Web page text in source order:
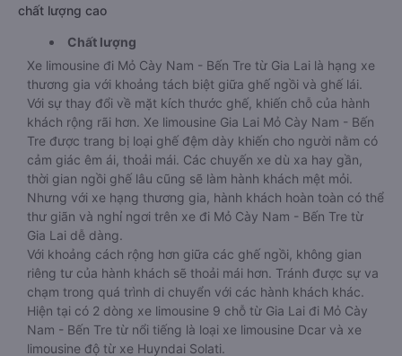
chất lượng cao
Chất lượng
Xe limousine đi Mỏ Cày Nam - Bến Tre từ Gia Lai là hạng xe
thương gia với khoảng tách biệt giữa ghế ngồi và ghế lái.
Với sự thay đổi về mặt kích thước ghế, khiến chỗ của hành
khách rộng rãi hơn. Xe limousine Gia Lai Mỏ Cày Nam - Bến
Tre được trang bị loại ghế đệm dày khiến cho người nằm có
cảm giác êm ái, thoải mái. Các chuyến xe dù xa hay gần,
thời gian ngồi ghế lâu cũng sẽ làm hành khách mệt mỏi.
Nhưng với xe hạng thương gia, hành khách hoàn toàn có thể
thư giãn và nghỉ ngơi trên xe đi Mỏ Cày Nam - Bến Tre từ
Gia Lai dễ dàng.
Với khoảng cách rộng hơn giữa các ghế ngồi, không gian
riêng tư của hành khách sẽ thoải mái hơn. Tránh được sự va
chạm trong quá trình di chuyển với các hành khách khác.
Hiện tại có 2 dòng xe limousine 9 chỗ từ Gia Lai đi Mỏ Cày
Nam - Bến Tre từ nổi tiếng là loại xe limousine Dcar và xe
limousine độ từ xe Huyndai Solati.